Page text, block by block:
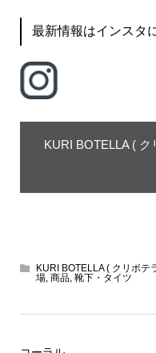
最新情報はインスタ
KURI BOTELLA ( ク
KURI BOTELLA ( クリボテ
場, 商品, 靴下・タイツ